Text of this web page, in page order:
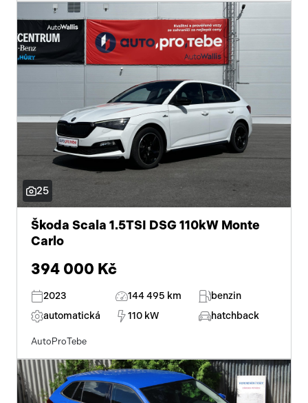
25
Škoda Scala 1.5TSI DSG 110kW Monte
Carlo
394 000 Kč
2023 144 495 km
benzin
automatická
110 kW hatchback
AutoProTebe